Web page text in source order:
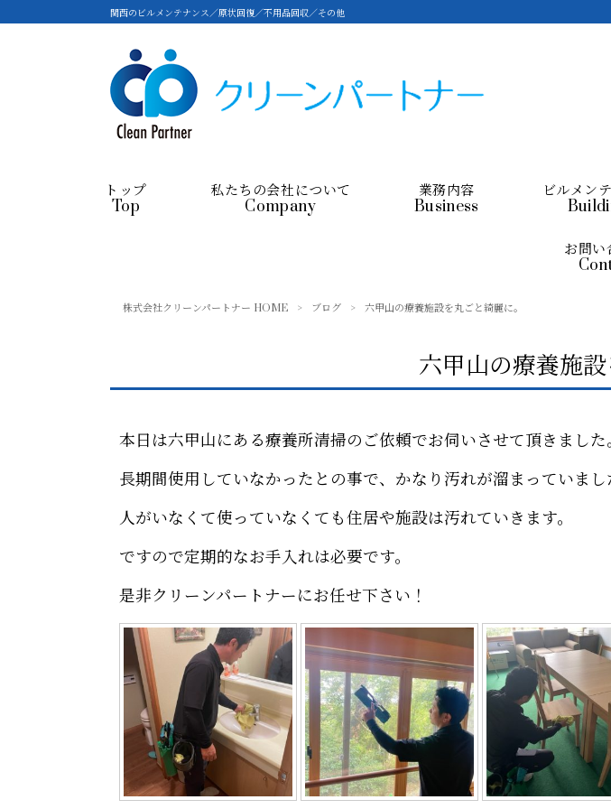
関西のビルメンテナンス／原状回復／不用品回収／その他
トップ
Top
私たちの会社について
Company
業務内容
Business
ビルメン
お問い
株式会社クリーンパートナー HOME > ブログ > 六甲山の療養施設を丸ごと綺麗に。
六甲山の療養施設
本日は六甲山にある療養所清掃のご依頼でお伺いさせて頂きました
長期間使用していなかったとの事で、かなり汚れが溜まっていま
人がいなくて使っていなくても住居や施設は汚れていきます。
ですので定期的なお手入れは必要です。
是非クリーンパートナーにお任せ下さい！